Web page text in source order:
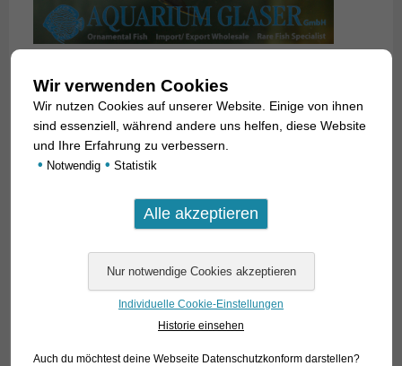
Wir verwenden Cookies
Wir nutzen Cookies auf unserer Website. Einige von ihnen
sind essenziell, während andere uns helfen, diese Website
und Ihre Erfahrung zu verbessern.
• Notwendig • Statistik
Individuelle Cookie-Einstellungen
Historie einsehen
Auch du möchtest deine Webseite Datenschutzkonform darstellen?